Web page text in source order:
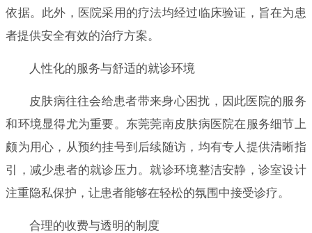
依据。此外，医院采用的疗法均经过临床验证，旨在为患
者提供安全有效的治疗方案。
人性化的服务与舒适的就诊环境
皮肤病往往会给患者带来身心困扰，因此医院的服务
和环境显得尤为重要。东莞莞南皮肤病医院在服务细节上
颇为用心，从预约挂号到后续随访，均有专人提供清晰指
引，减少患者的就诊压力。就诊环境整洁安静，诊室设计
注重隐私保护，让患者能够在轻松的氛围中接受诊疗。
合理的收费与透明的制度